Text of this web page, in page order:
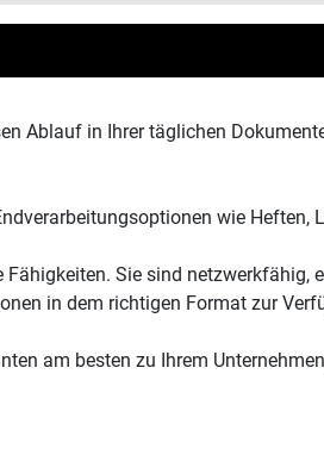
Ablauf in Ihrer täglichen
wie
Sie sind
in dem richtigen Format zur
am besten zu Ihrem